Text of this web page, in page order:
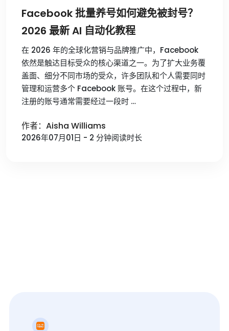
Facebook 批量养号如何避免被封号？
2026 最新 AI 自动化教程
在 2026 年的全球化营销与品牌推广中，Facebook
依然是触达目标受众的核心渠道之一。为了扩大业务覆
盖面、细分不同市场的受众，许多团队和个人需要同时
管理和运营多个 Facebook 账号。在这个过程中，新
注册的账号通常需要经过一段时 …
作者：Aisha Williams
2026年07月01日 - 2 分钟阅读时长